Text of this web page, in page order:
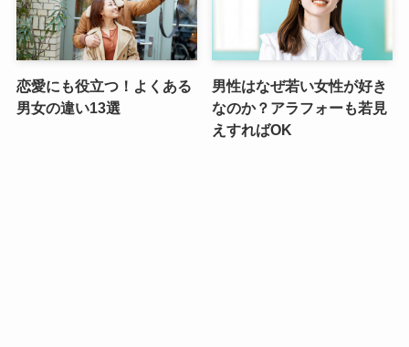
恋愛にも役立つ！よくある
男女の違い13選
男性はなぜ若い女性が好き
なのか？アラフォーも若見
えすればOK